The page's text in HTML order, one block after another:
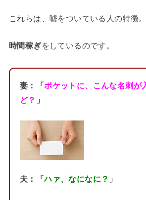
これらは、嘘をついている人の特徴。
時間稼ぎをしているのです。
妻：「ポケットに、こんな名刺が
ど？ 」
夫：「ハァ、なになに？ 」